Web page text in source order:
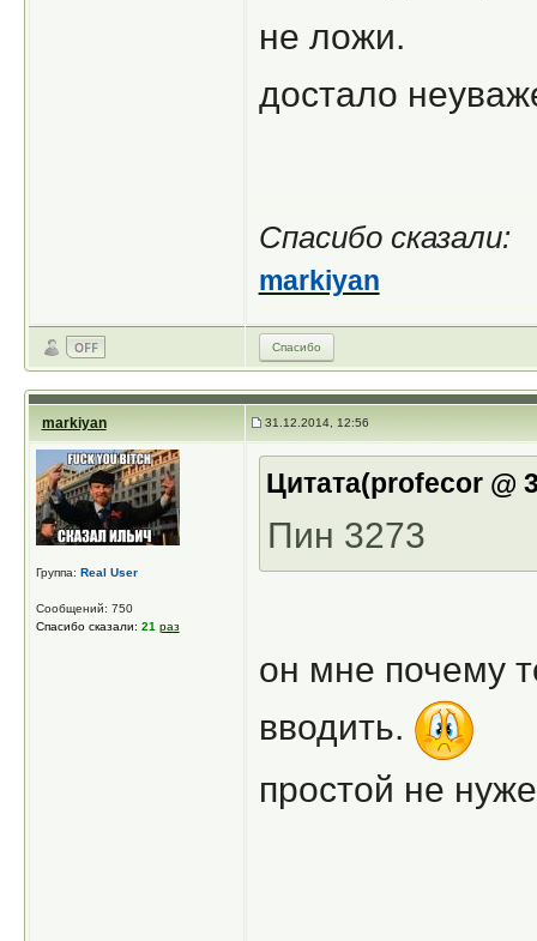
не ложи.
достало
Спасибо сказали:
markiyan
Спасибо
markiyan 31.12.2014, 12:56
Группа: Real User
Сообщений: 750
Спасибо сказали: 21 раз
Цитата(profecor @
Пин 3273
он мне почему
вводить.
простой не